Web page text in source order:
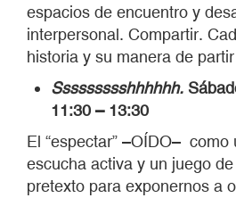
espacios de encuentro y
interpersonal. Compartir.
historia y su manera de
Ssssssssshhhhhh.
11:30 – 13:30
El “espectar” –OÍDO– como
escucha activa y un juego
pretexto para exponernos a